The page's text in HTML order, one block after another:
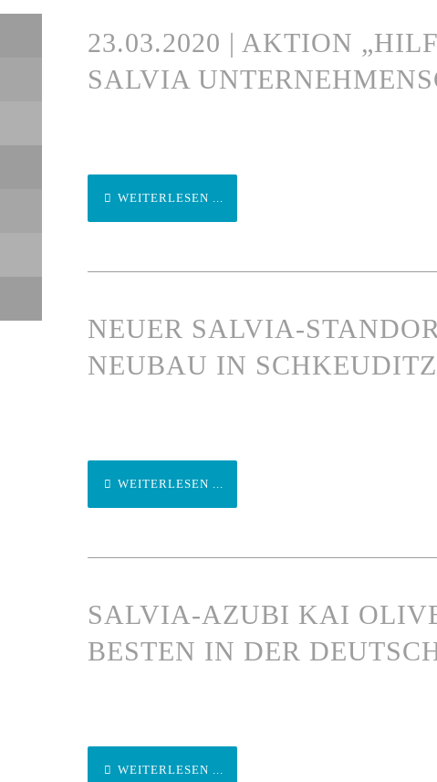
23.03.2020 | AKTION
SALVIA
WEITERLESEN ...
NEUER SALVIA-
NEUBAU IN SCHKEUDITZ
WEITERLESEN ...
SALVIA-AZUBI KAI
BESTEN IN DER
WEITERLESEN ...